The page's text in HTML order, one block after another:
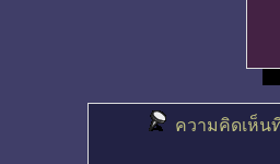
ความคิดเห็น